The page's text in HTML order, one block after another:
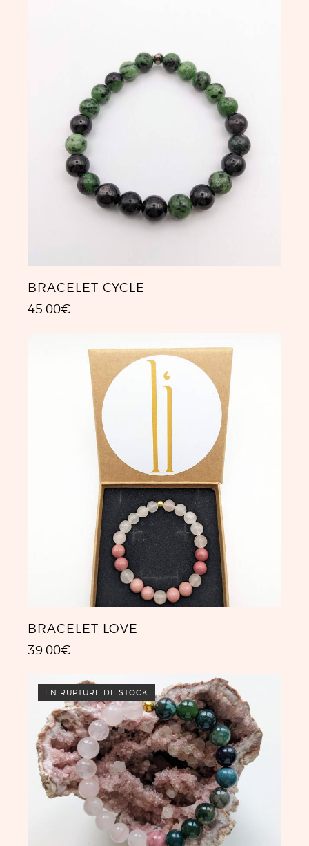
BRACELET CYCLE
45.00€
BRACELET LOVE
39.00€
EN RUPTURE DE STOCK